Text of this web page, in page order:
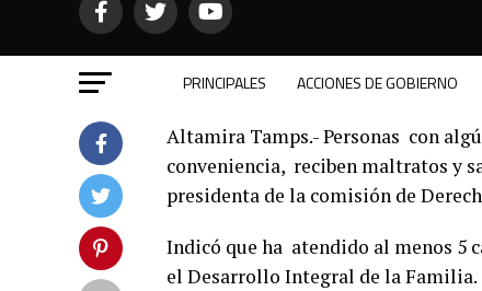
PRINCIPALES ACCIONES DE GOBIERNO
Altamira Tamps.- Personas con
conveniencia, reciben maltratos y
presidenta de la comisión de
Indicó que ha atendido al menos 5
el Desarrollo Integral de la Familia.